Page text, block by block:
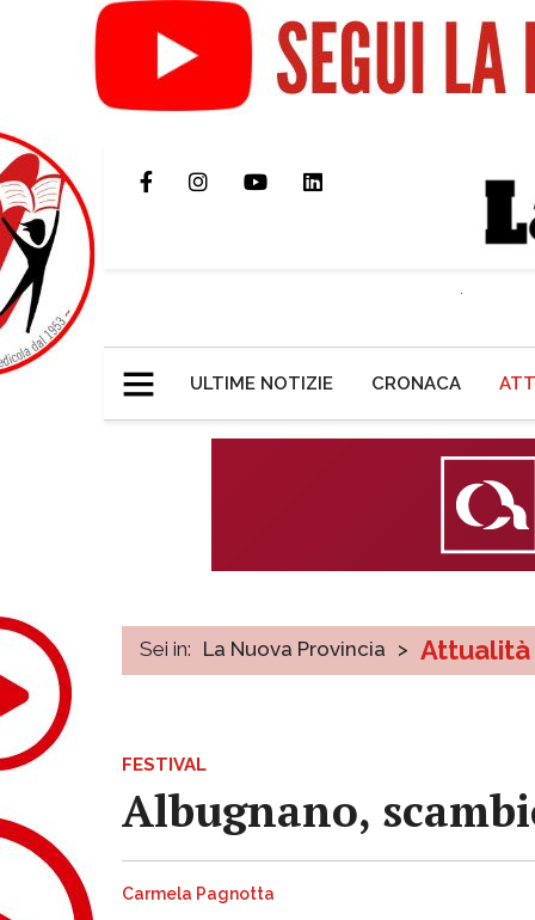
ULTIME NOTIZIE CRONACA
Sei in: La Nuova Provincia > Attualità
FESTIVAL
Albugnano,
Carmela Pagnotta